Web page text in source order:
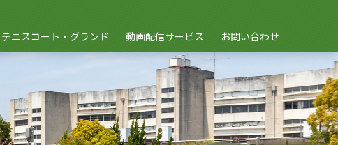
テニスコート・グランド 動画配信サービス お問い合わせ